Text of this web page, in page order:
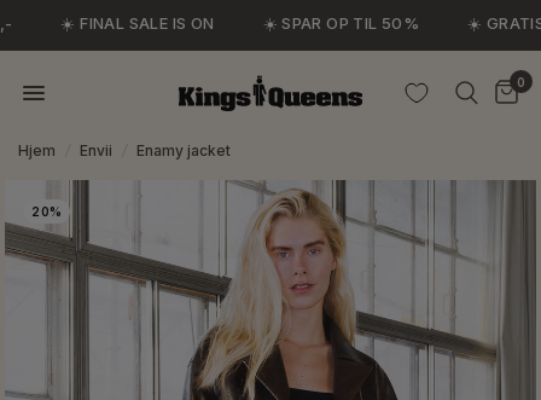
☀️ FINAL SALE IS ON ☀️ SPAR OP TIL 50% ☀️ GRATIS
0
Hjem Envii Enamy jacket
20%